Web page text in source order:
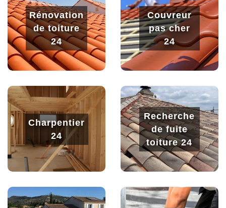
Rénovation
de toiture
24
Couvreur
pas cher
24
Charpentier
24
Recherche
de fuite
toiture 24